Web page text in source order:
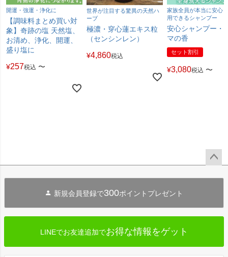
開運・強運・浄化に
【調味料まとめ買い対
象】奇跡の塩 天然塩、
お清め、浄化、開運、
盛り塩に
¥257税込 〜
世界が注目する驚異の天然ハ
ーブ
極濃・穿心蓮エキス粒
（センシンレン）
¥4,860税込
家族全員が本当に安心
用できるシャンプー
安心シャンプー・
マの香
セット割引
¥3,080税込 〜
新規会員登録で300ポイントプレゼント
LINEでお友達追加でお得な情報をゲット